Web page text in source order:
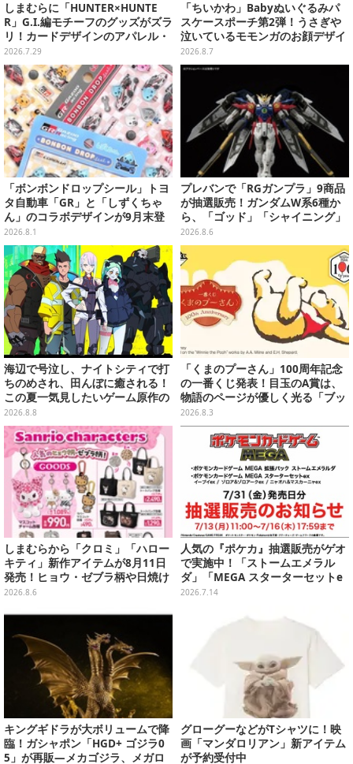
しまむらに「HUNTER×HUNTE
R」G.I.編モチーフのグッズがズラ
リ！カードデザインのアパレル・
雑貨、ゴレイヌの「オレが3人分
になる…」も
2026.7.29
「ちいかわ」Babyぬいぐるみパ
スケースポーチ第2弾！うさぎや
泣いているモモンガのお顔デザイ
ン全4種が8月下旬プライズ展開
2026.8.7
「ボンボンドロップシール」トヨ
タ自動車「GR」と「しずくちゃ
ん」のコラボデザインが9月末登
場！くま吉らも描かれた全4柄
2026.8.1
プレバンで「RGガンプラ」9商品
が抽選販売！ガンダムW系6種か
ら、「ゴッド」「シャイニング」
まで
2026.8.6
海辺で号泣し、ナイトシティで打
ちのめされ、田んぼに癒される！
この夏一気見したいゲーム原作の
名作アニメ10選を一挙紹介【特
集】
2026.8.8
「くまのプーさん」100周年記念
の一番くじ発表！目玉のA賞は、
物語のページが優しく光る「ブッ
クシェイプドライト」
2026.8.3
しまむらから「クロミ」「ハロー
キティ」新作アイテムが8月11日
発売！ヒョウ・ゼブラ柄や日焼け
デザインの可愛い雑貨・アパレル
2026.8.6
人気の『ポケカ』抽選販売がゲオ
で実施中！「ストームエメラル
ダ」「MEGA スターターセットe
x」各種の全4商品
2026.7.14
キングギドラが大ボリュームで降
臨！ガシャポン「HGD+ ゴジラ0
5」が再販―メカゴジラ、メガロ
グローグーなどがTシャツに！映
画「マンダロリアン」新アイテム
が予約受付中